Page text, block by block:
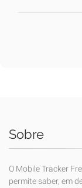
Sobre
O Mobile Tracker
permite saber, em